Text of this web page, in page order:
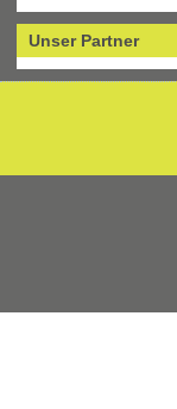
Unser Partner